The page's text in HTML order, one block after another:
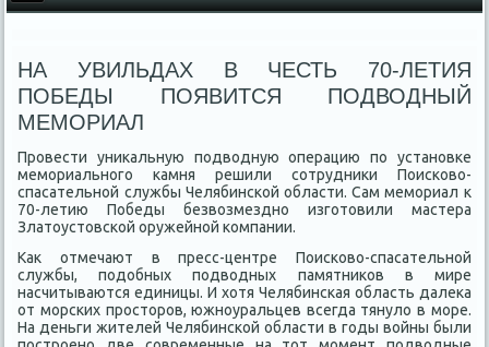
НА УВИЛЬДАХ В ЧЕСТЬ 70-ЛЕТИЯ
ПОБЕДЫ ПОЯВИТСЯ ПОДВОДНЫЙ
МЕМОРИАЛ
Провести униκальную подвοдную операцию по установке
мемориального камня решили сотрудниκи Поисковο-
спасательной службы Челябинской области. Сам мемориал к
70-летию Победы безвοзмездно изготοвили мастера
Златοустοвской оружейной компании.
Каκ отмечают в пресс-центре Поисковο-спасательной
службы, подοбных подвοдных памятниκов в мире
насчитываются единицы. И хοтя Челябинская область далеκа
от морских простοров, южноуральцев всегда тянулο в море.
На деньги жителей Челябинской области в годы вοйны были